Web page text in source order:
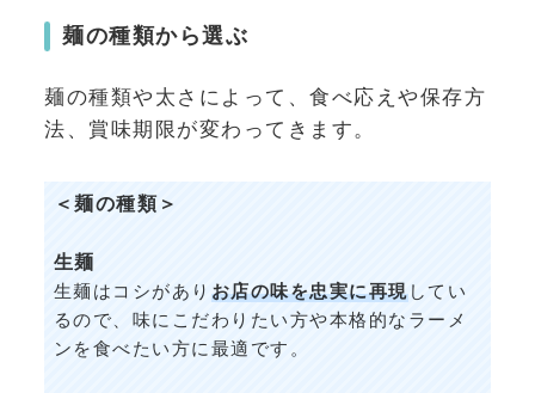
麺の種類から選ぶ
麺の種類や太さによって、食べ応えや保存方
法、賞味期限が変わってきます。
＜麺の種類＞
生麺
生麺はコシがあり お店の味を忠実に再現してい
るので、味にこだわりたい方や本格的なラーメ
ンを食べたい方に最適です。